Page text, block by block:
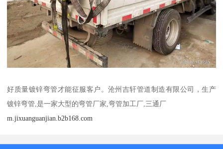
好质量镀锌弯管才能征服客户。沧州吉轩管道制造有限公司，生产
镀锌弯管,是一家大型的弯管厂家,弯管加工厂,三通厂
m.jixuanguanjian.b2b168.com